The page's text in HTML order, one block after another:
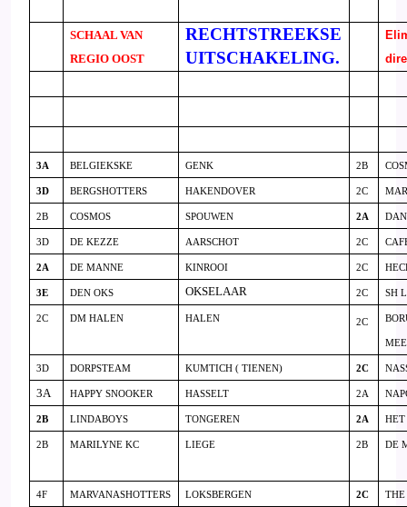
SCHAAL VAN
REGIO OOST
RECHTSTREEKSE
UITSCHAKELING.
3A BELGIEKSKE GENK 2B
3D BERGSHOTTERS HAKENDOVER 2C
2B COSMOS SPOUWEN 2A
3D DE KEZZE AARSCHOT 2C
2A DE MANNE KINROOI 2C
3E DEN OKS OKSELAAR 2C SH
2C DM HALEN HALEN 2C
3D DORPSTEAM KUMTICH ( TIENEN) 2C
3A HAPPY SNOOKER HASSELT 2A
2B LINDABOYS TONGEREN 2A
2B MARILYNE KC LIEGE 2B DE
4F MARVANASHOTTERS LOKSBERGEN 2C THE